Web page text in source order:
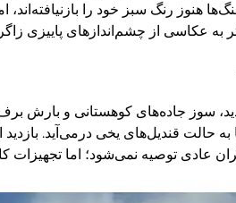
هنوز رنگ سبز خود را بازنیافته‌اند،
به عکاسی از چشم‌اندازهای
سوز جاده‌های کوهستانی و بارش
حالت قندیل‌های یخی درمی‌آید.
عادی توصیه نمی‌شود؛ اما